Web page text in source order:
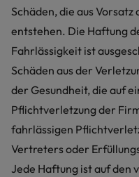
Schäden, die aus
entstehen. Die Haftung
Fahrlässigkeit ist
Schäden aus der
der Gesundheit, die auf
Pflichtverletzung der
fahrlässigen
Vertreters oder
Jede Haftung ist auf den